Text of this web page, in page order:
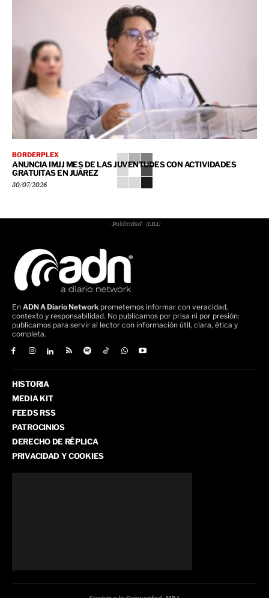
BORDERPLEX
ANUNCIA IMJJ MES DE LAS JUVENTUDES CON ACTIVIDADES
GRATUITAS EN JUÁREZ
30/07/2026
- Publicidad - (LB4)
En ADN A Diario Network prometemos informar con veracidad,
contexto y responsabilidad. No publicamos por prisa ni por presión:
publicamos para servir al lector con información útil, clara, ética y
completa.
HISTORIA
MEDIA KIT
FEEDS RSS
PATROCINIOS
DERECHO DE RÉPLICA
PRIVACIDAD Y COOKIES